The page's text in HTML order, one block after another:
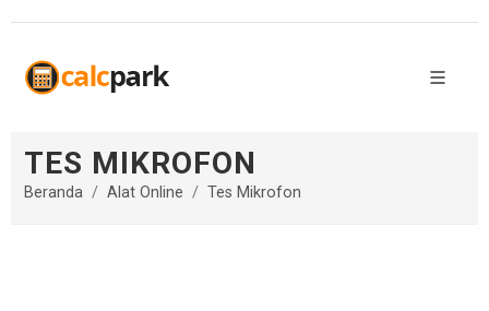
TES MIKROFON
Beranda Alat Online Tes Mikrofon